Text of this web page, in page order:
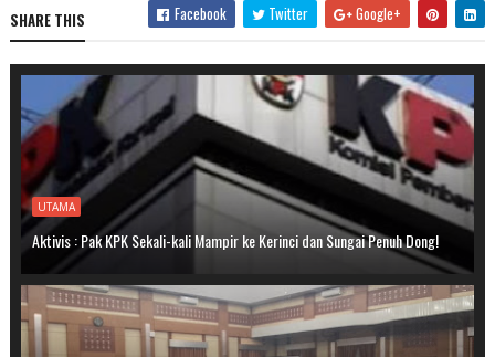
SHARE THIS Facebook Twitter Google+
UTAMA
Aktivis : Pak KPK Sekali-kali Mampir ke Kerinci dan Sungai Penuh Dong!